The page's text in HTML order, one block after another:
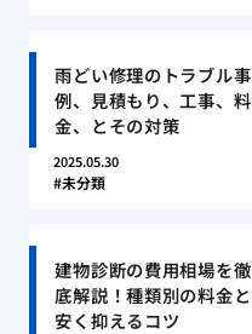
雨どい修理のトラブル事
例、見積もり、工事、料
金、とその対策
2025.05.30
未分類
建物診断の費用相場を徹
底解説！種類別の料金と
安く抑えるコツ